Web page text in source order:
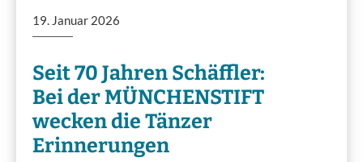
19. Januar 2026
Seit 70 Jahren Schäffler:
Bei der MÜNCHENSTIFT
wecken die Tänzer
Erinnerungen